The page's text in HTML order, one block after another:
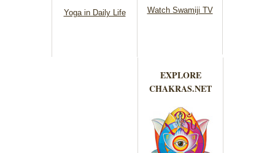
Yoga in Daily Life Watch Swamiji TV
EXPLORE
CHAKRAS.NET